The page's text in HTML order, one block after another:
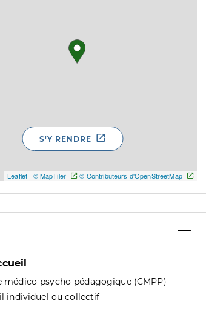
Leaflet | © MapTiler © Contributeurs d'OpenStreetMap
S'Y RENDRE
médico-psycho-pédagogique (CMPP)
individuel ou collectif